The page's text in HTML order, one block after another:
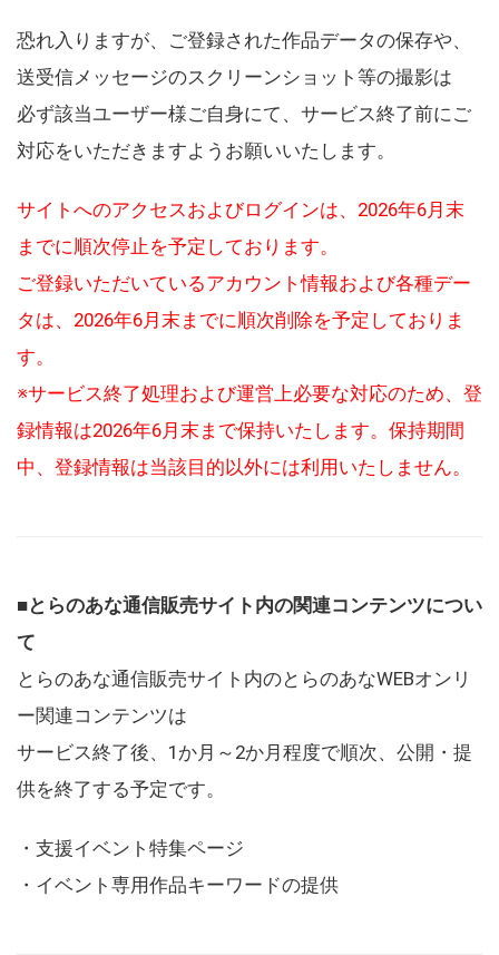
恐れ入りますが、ご登録された作品データの保存や、
送受信メッセージのスクリーンショット等の撮影は
必ず該当ユーザー様ご自身にて、サービス終了前にご
対応をいただきますようお願いいたします。
サイトへのアクセスおよびログインは、2026年6月末
までに順次停止を予定しております。
ご登録いただいているアカウント情報および各種デー
タは、2026年6月末までに順次削除を予定しておりま
す。
※サービス終了処理および運営上必要な対応のため、登
録情報は2026年6月末まで保持いたします。保持期間
中、登録情報は当該目的以外には利用いたしません。
■とらのあな通信販売サイト内の関連コンテンツについ
て
とらのあな通信販売サイト内のとらのあなWEBオンリ
ー関連コンテンツは
サービス終了後、1か月～2か月程度で順次、公開・提
供を終了する予定です。
・支援イベント特集ページ
・イベント専用作品キーワードの提供